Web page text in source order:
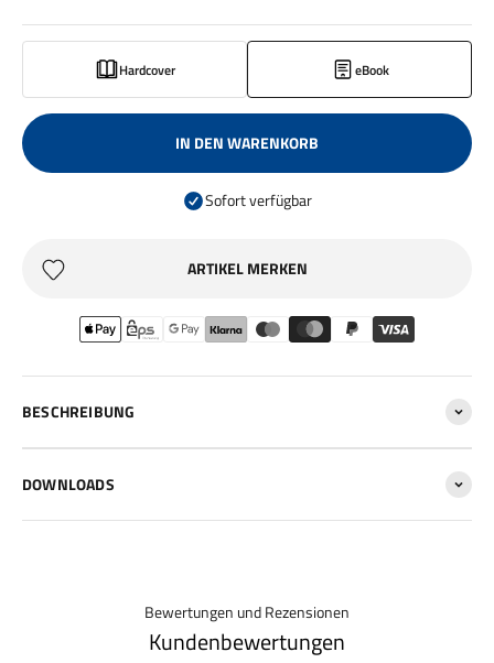
Hardcover eBook
IN DEN WARENKORB
Sofort verfügbar
ARTIKEL MERKEN
BESCHREIBUNG
DOWNLOADS
Bewertungen und Rezensionen
Kundenbewertungen